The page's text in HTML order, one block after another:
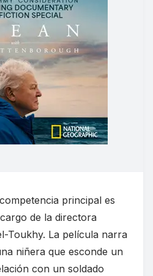
principal es
de la directora
Toukhy. La película narra
niñera que esconde un
con un soldado